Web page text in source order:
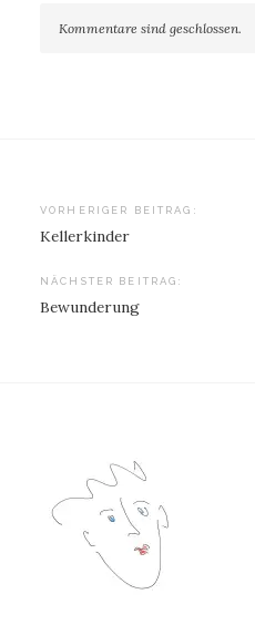
Kommentare sind geschlossen.
Beitragsnavigation
VORHERIGER BEITRAG:
Kellerkinder
NÄCHSTER BEITRAG:
Bewunderung